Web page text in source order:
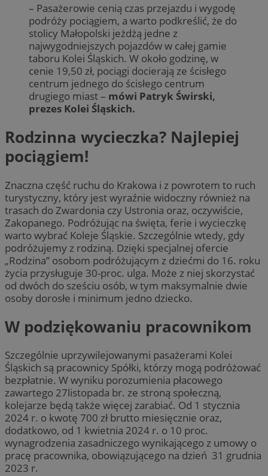
– Pasażerowie cenią czas przejazdu i wygodę
podróży pociągiem, a warto podkreślić, że do
stolicy Małopolski jeżdżą jedne z
najwygodniejszych pojazdów w całej gamie
taboru Kolei Śląskich. W około godzinę, w
cenie 19,50 zł, pociągi docierają ze ścisłego
centrum jednego do ścisłego centrum
drugiego miast – mówi Patryk Świrski,
prezes Kolei Śląskich.
Rodzinna wycieczka? Najlepiej
pociągiem!
Znaczna część ruchu do Krakowa i z powrotem to ruch
turystyczny, który jest wyraźnie widoczny również na
trasach do Zwardonia czy Ustronia oraz, oczywiście,
Zakopanego. Podróżując na święta, ferie i wycieczkę
warto wybrać Koleje Śląskie. Szczególnie wtedy, gdy
podróżujemy z rodziną. Dzięki specjalnej ofercie
„Rodzina” osobom podróżującym z dziećmi do 16. roku
życia przysługuje 30-proc. ulga. Może z niej skorzystać
od dwóch do sześciu osób, w tym maksymalnie dwie
osoby dorosłe i minimum jedno dziecko.
W podziękowaniu pracownikom
Szczególnie uprzywilejowanymi pasażerami Kolei
Śląskich są pracownicy Spółki, którzy mogą podróżować
bezpłatnie. W wyniku porozumienia płacowego
zawartego 27listopada br. ze stroną społeczną,
kolejarze będą także więcej zarabiać. Od 1 stycznia
2024 r. o kwotę 700 zł brutto miesięcznie oraz,
dodatkowo, od 1 kwietnia 2024 r. o 10 proc.
wynagrodzenia zasadniczego wynikającego z umowy o
pracę pracownika, obowiązującego na dzień 31 grudnia
2023 r.